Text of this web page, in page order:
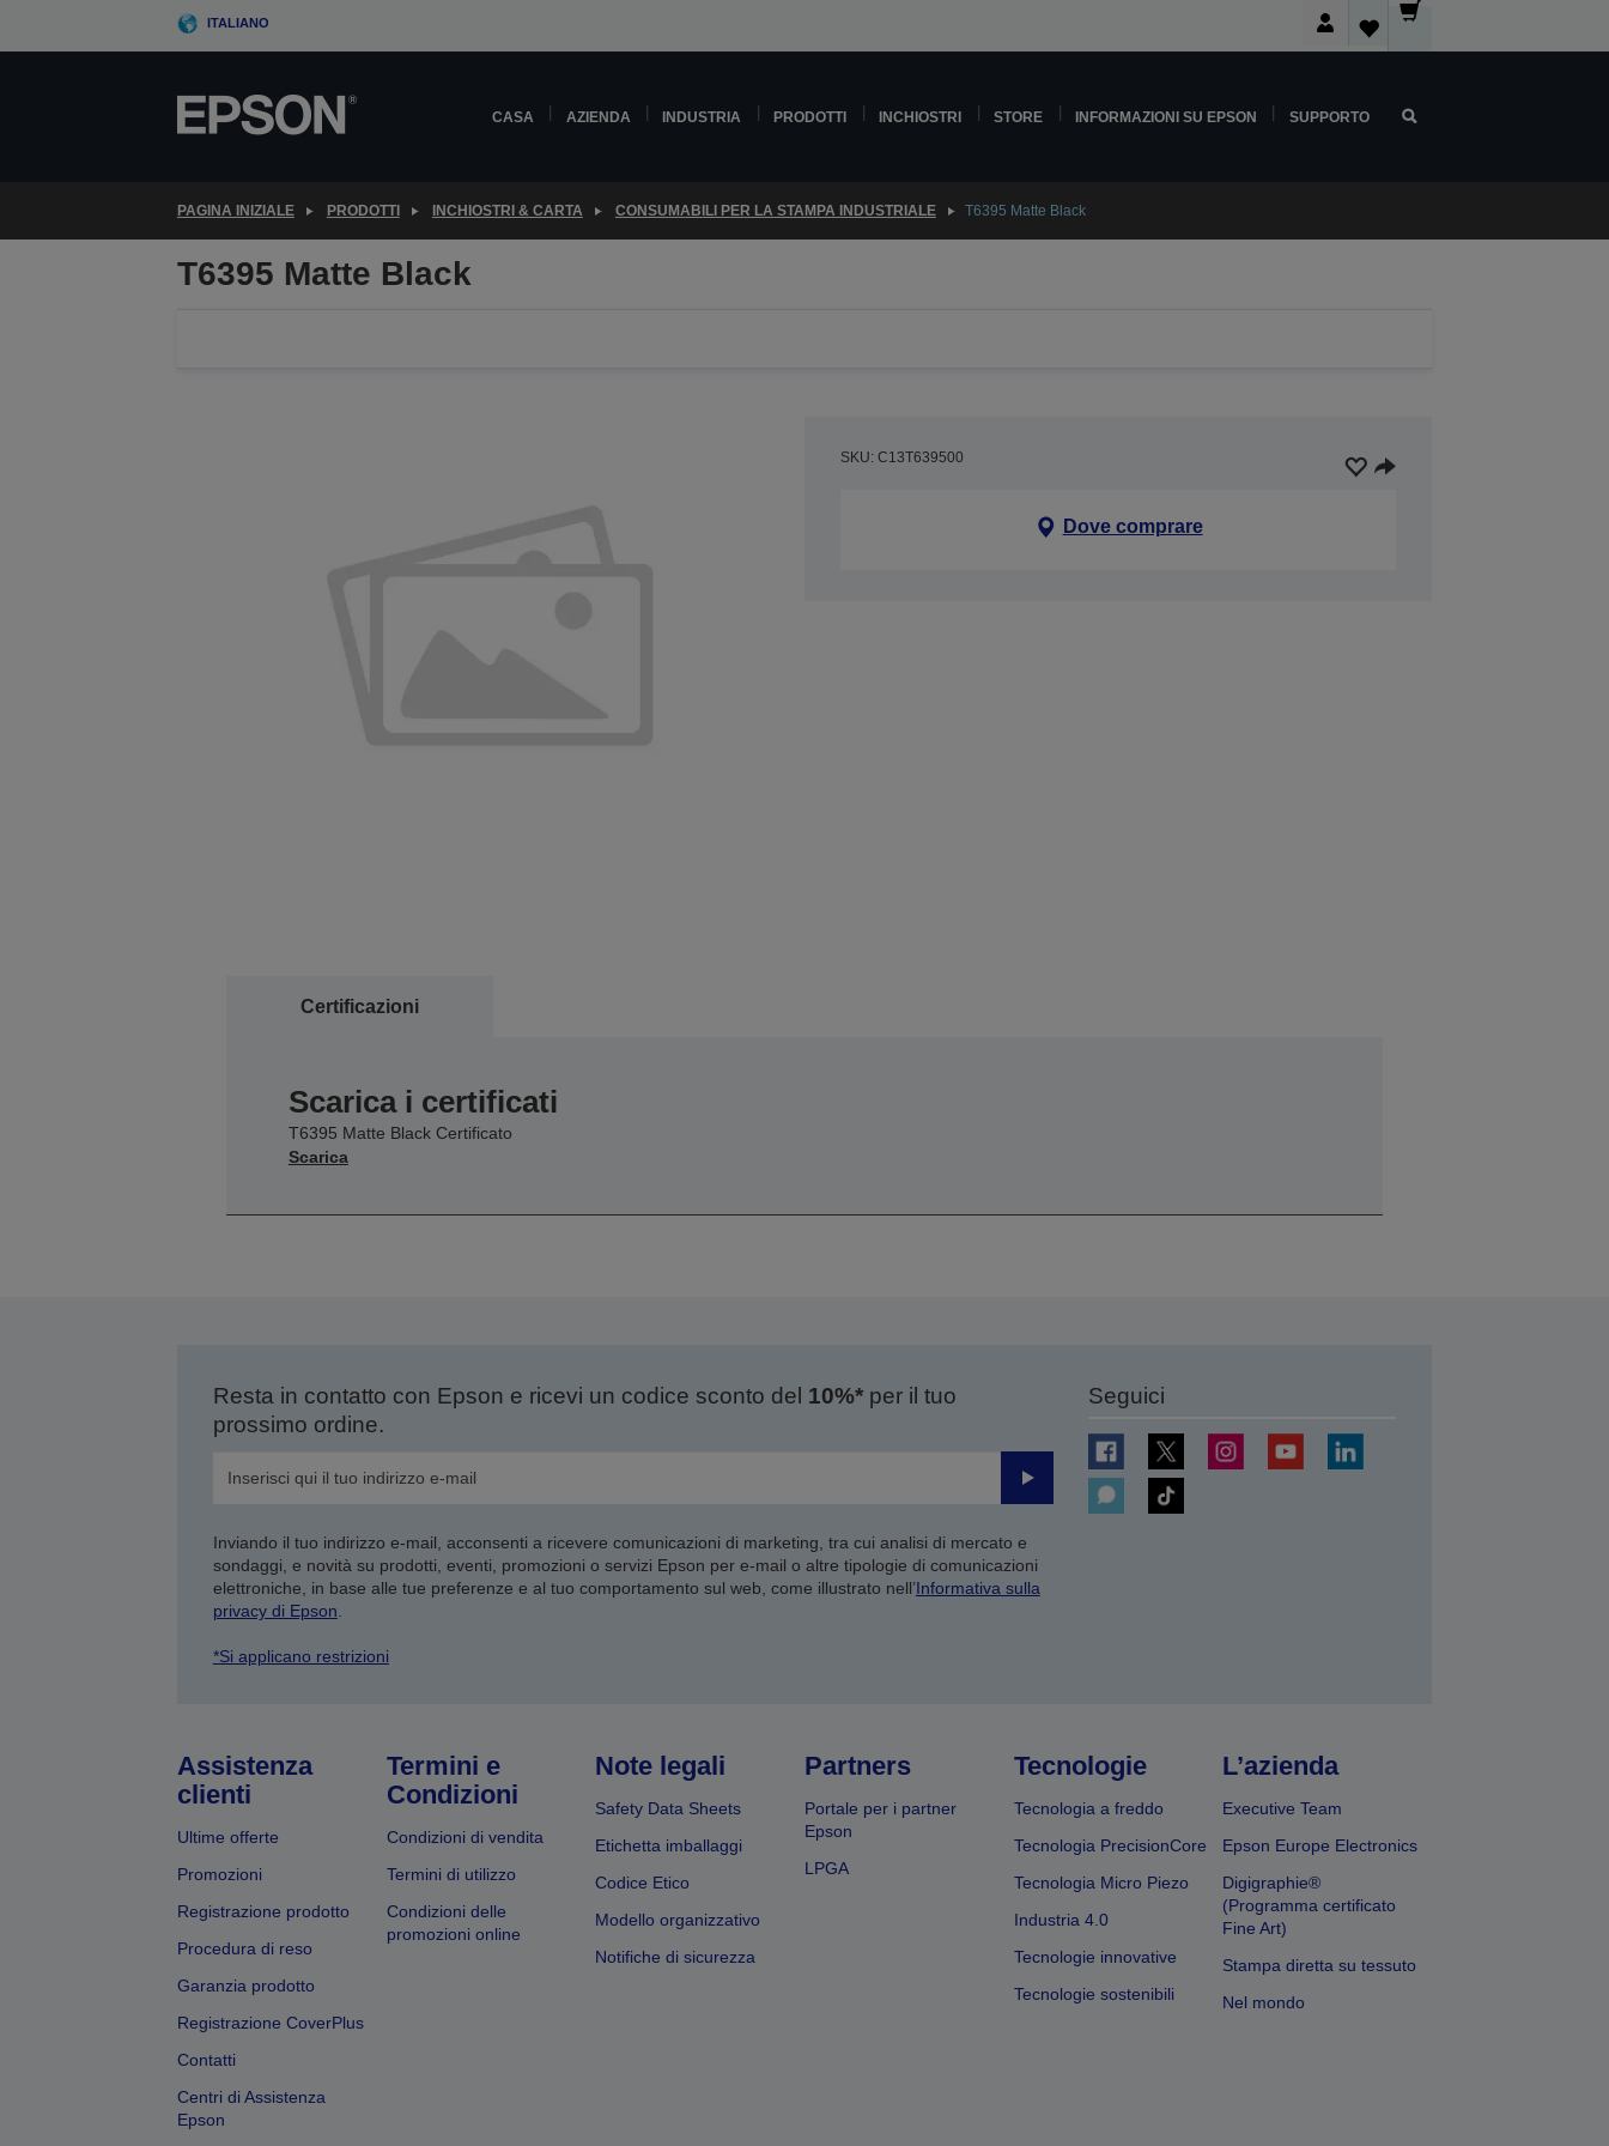
ITALIANO
CASA AZIENDA INDUSTRIA PRODOTTI INCHIOSTRI STORE INFORMAZIONI SU EPSON SUPPORTO
PAGINA INIZIALE PRODOTTI INCHIOSTRI & CARTA CONSUMABILI PER LA STAMPA INDUSTRIALE T6395 Matte Black
T6395 Matte Black
SKU: C13T639500
Dove comprare
Certificazioni
Scarica i certificati
T6395 Matte Black Certificato
Scarica
Resta in contatto con Epson e ricevi un codice sconto del 10%*per il tuo
prossimo ordine.
Invia
Inviando il tuo indirizzo e-mail, acconsenti a ricevere comunicazioni di marketing, tra cui analisi di mercato e
sondaggi, e novità su prodotti, eventi, promozioni o servizi Epson per e-mail o altre tipologie di comunicazioni
elettroniche, in base alle tue preferenze e al tuo comportamento sul web, come illustrato nell’Informativa sulla
privacy di Epson
*Si applicano restrizioni
Seguici
Assistenza
clienti
Ultime offerte
Promozioni
Registrazione prodotto
Procedura di reso
Garanzia prodotto
Registrazione CoverPlus
Contatti
Centri di Assistenza
Epson
Termini e
Condizioni
Condizioni di vendita
Termini di utilizzo
Condizioni delle
promozioni online
Note legali
Safety Data Sheets
Etichetta imballaggi
Codice Etico
Modello organizzativo
Notifiche di sicurezza
Partners
Portale per i partner
Epson
LPGA
Tecnologie
Tecnologia a freddo
Tecnologia PrecisionCore
Tecnologia Micro Piezo
Industria 4.0
Tecnologie innovative
Tecnologie sostenibili
L’azienda
Executive Team
Epson Europe Electronics
Digigraphie®
(Programma certificato
Fine Art)
Stampa diretta su tessuto
Nel mondo